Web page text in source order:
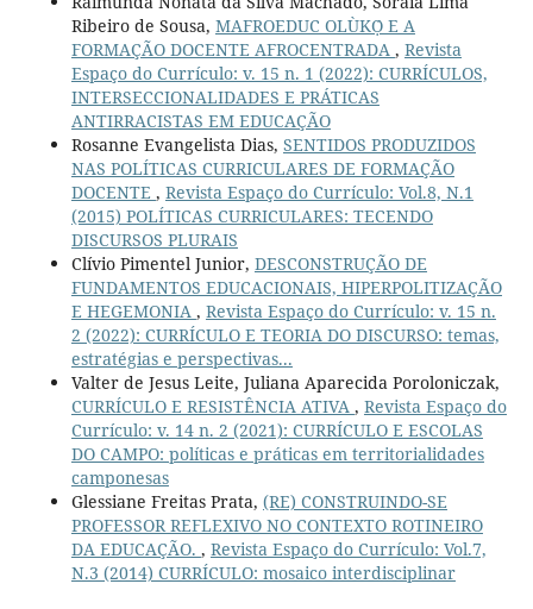
Ribeiro de Sousa, MAFROEDUC OLÙKỌ́ E A
FORMAÇÃO DOCENTE AFROCENTRADA , Revista
Espaço do Currículo: v. 15 n. 1 (2022): CURRÍCULOS,
INTERSECCIONALIDADES E PRÁTICAS
ANTIRRACISTAS EM EDUCAÇÃO
Rosanne Evangelista Dias, SENTIDOS PRODUZIDOS
NAS POLÍTICAS CURRICULARES DE FORMAÇÃO
DOCENTE , Revista Espaço do Currículo: Vol.8, N.1
(2015) POLÍTICAS CURRICULARES: TECENDO
DISCURSOS PLURAIS
Clívio Pimentel Junior, DESCONSTRUÇÃO DE
FUNDAMENTOS EDUCACIONAIS, HIPERPOLITIZAÇÃO
E HEGEMONIA , Revista Espaço do Currículo: v. 15 n.
2 (2022): CURRÍCULO E TEORIA DO DISCURSO: temas,
estratégias e perspectivas...
Valter de Jesus Leite, Juliana Aparecida Poroloniczak,
CURRÍCULO E RESISTÊNCIA ATIVA , Revista Espaço do
Currículo: v. 14 n. 2 (2021): CURRÍCULO E ESCOLAS
DO CAMPO: políticas e práticas em territorialidades
camponesas
Glessiane Freitas Prata, (RE) CONSTRUINDO-SE
PROFESSOR REFLEXIVO NO CONTEXTO ROTINEIRO
DA EDUCAÇÃO. , Revista Espaço do Currículo: Vol.7,
N.3 (2014) CURRÍCULO: mosaico interdisciplinar